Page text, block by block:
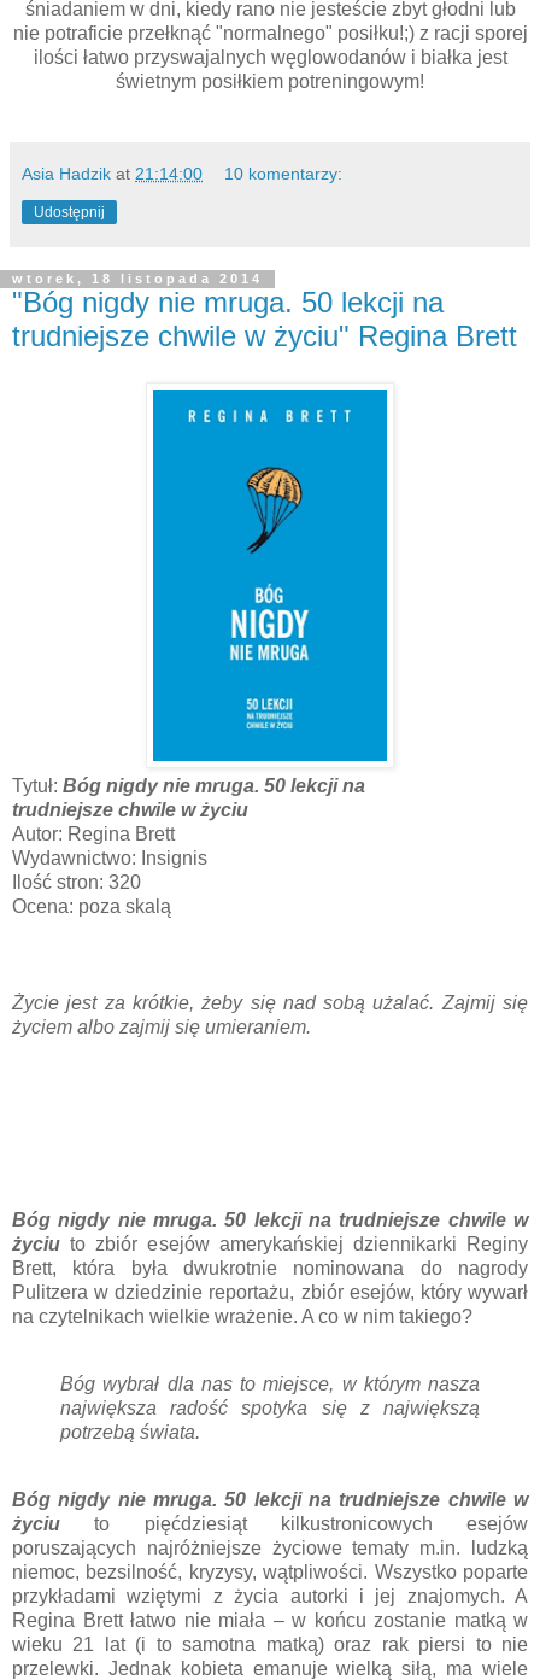
śniadaniem w dni, kiedy rano nie jesteście zbyt głodni lub
nie potraficie przełknąć "normalnego" posiłku!;) z racji sporej
ilości łatwo przyswajalnych węglowodanów i białka jest
świetnym posiłkiem potreningowym!
Asia Hadzik at 21:14:00 10 komentarzy:
Udostępnij
wtorek, 18 listopada 2014
"Bóg nigdy nie mruga. 50 lekcji na
trudniejsze chwile w życiu" Regina Brett
Tytuł: Bóg nigdy nie mruga. 50 lekcji na
trudniejsze chwile w życiu
Autor: Regina Brett
Wydawnictwo: Insignis
Ilość stron: 320
Ocena: poza skalą
Życie jest za krótkie, żeby się nad sobą użalać. Zajmij się
życiem albo zajmij się umieraniem.
Bóg nigdy nie mruga. 50 lekcji na trudniejsze chwile w
życiu to zbiór esejów amerykańskiej dziennikarki Reginy
Brett, która była dwukrotnie nominowana do nagrody
Pulitzera w dziedzinie reportażu, zbiór esejów, który wywarł
na czytelnikach wielkie wrażenie. A co w nim takiego?
Bóg wybrał dla nas to miejsce, w którym nasza
największa radość spotyka się z największą
potrzebą świata.
Bóg nigdy nie mruga. 50 lekcji na trudniejsze chwile w
życiu to pięćdziesiąt kilkustronicowych esejów
poruszających najróżniejsze życiowe tematy m.in. ludzką
niemoc, bezsilność, kryzysy, wątpliwości. Wszystko poparte
przykładami wziętymi z życia autorki i jej znajomych. A
Regina Brett łatwo nie miała – w końcu zostanie matką w
wieku 21 lat (i to samotna matką) oraz rak piersi to nie
przelewki. Jednak kobieta emanuje wielką siłą, ma wiele